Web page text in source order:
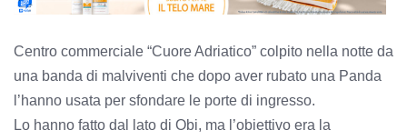
Centro commerciale “Cuore Adriatico” colpito nella notte da
una banda di malviventi che dopo aver rubato una Panda
l’hanno usata per sfondare le porte di ingresso.
Lo hanno fatto dal lato di Obi, ma l’obiettivo era la